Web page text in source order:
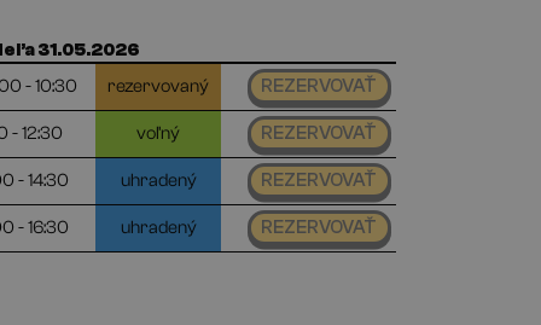
31.05.2026
- 10:30
rezervovaný REZERVOVAŤ
- 12:30 voľný REZERVOVAŤ
- 14:30 uhradený REZERVOVAŤ
- 16:30 uhradený REZERVOVAŤ